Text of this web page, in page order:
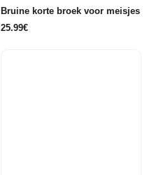
Bruine korte broek voor meisjes
25.99€